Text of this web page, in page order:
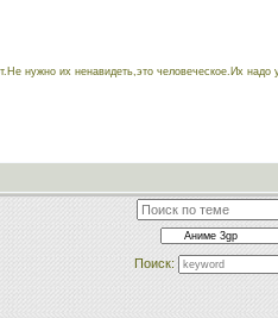
нужно их ненавидеть,это человеческое.Их надо
Поиск: